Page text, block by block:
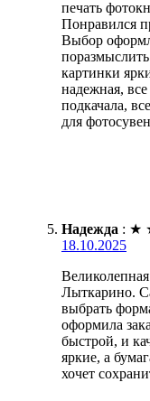
печать
Понравился
Выбор
картинки
надежная,
подкачала,
для
Надежда : ★
18.10.2025
Лыткарино.
выбрать
оформила
быстрой, и
яркие, а
хочет